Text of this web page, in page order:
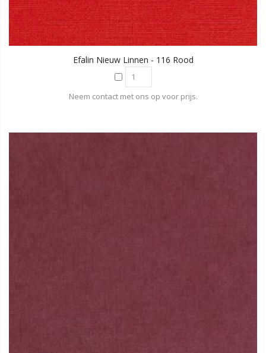
Efalin Nieuw Linnen - 116 Rood
Neem contact met ons op voor prijs.